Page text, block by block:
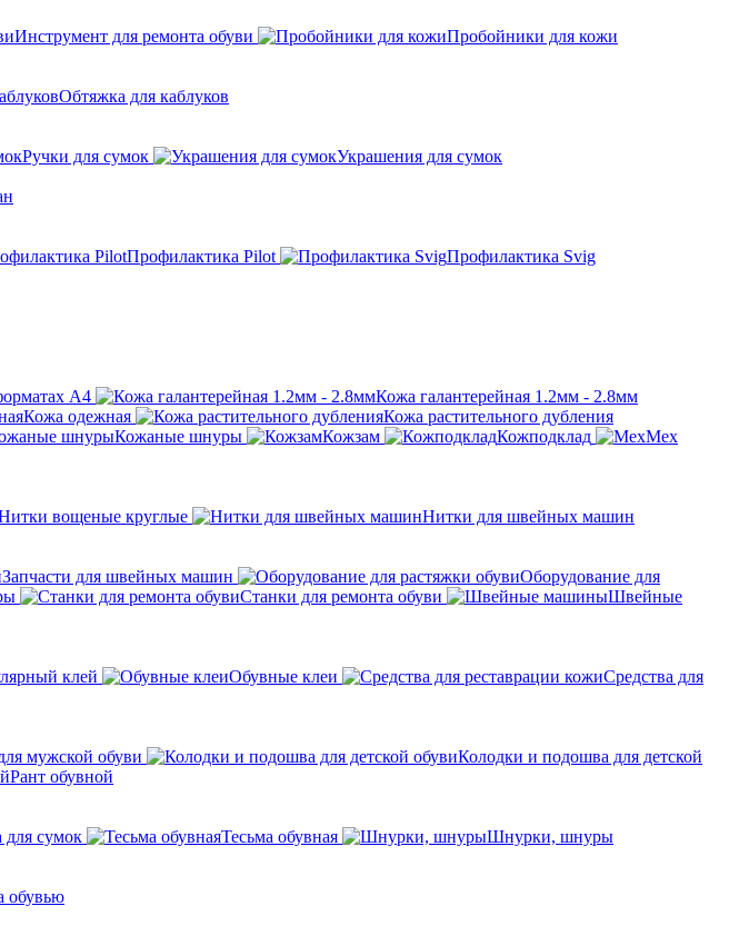
Инструмент для ремонта обуви Пробойники для кожи
Обтяжка для каблуков
Ручки для сумок
Украшения для сумок
Профилактика Pilot
Профилактика Svig
А4
Кожа галантерейная 1.2мм - 2.8мм
Кожа одежная
Кожа растительного дубления
Кожаные шнуры Кожзам Кожподклад Мех
вощеные круглые Нитки для швейных машин
Запчасти для швейных машин
Оборудование для
Станки для ремонта обуви
Швейные
клей Обувные клеи
Средства для
мужской обуви
Колодки и подошва для детской
Рант обувной
для сумок Тесьма обувная
Шнурки, шнуры
обувью